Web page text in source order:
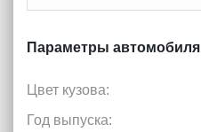
Параметры автомобиля
Цвет кузова:
Год выпуска: